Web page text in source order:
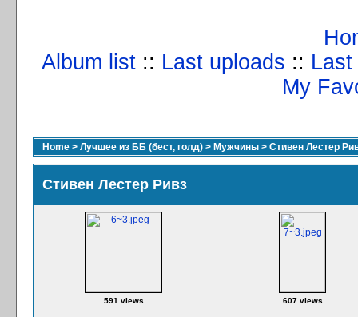
Album list :: Last uploads ::
My
Home > Лучшее из ББ (бест, голд) > Мужчины > Стивен Лестер
Стивен Лестер Ривз
591 views 607 views